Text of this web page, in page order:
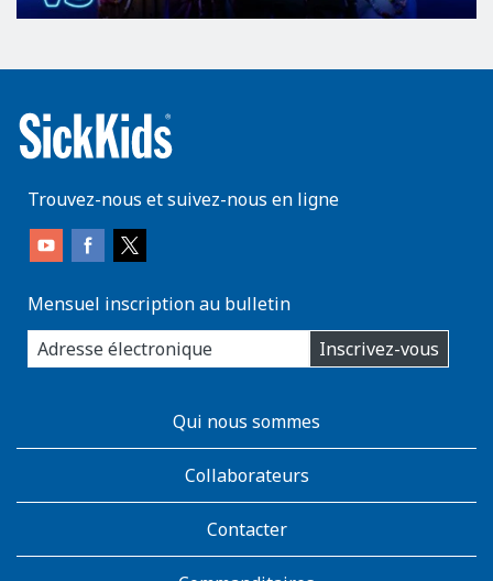
Trouvez-nous et suivez-nous en ligne
Mensuel inscription au bulletin
enter
you
email
Inscrivez-vous
AboutKidsHealthQui nous sommes
Collaborateurs
Contacter